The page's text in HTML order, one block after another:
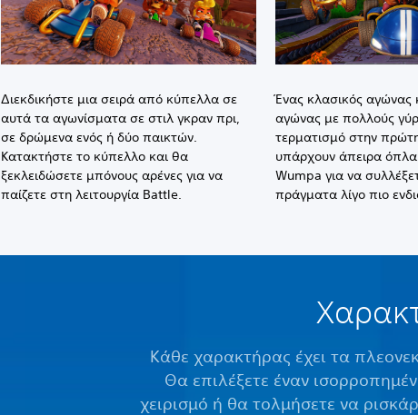
Διεκδικήστε μια σειρά από κύπελλα σε
αυτά τα αγωνίσματα σε στιλ γκραν πρι,
σε δρώμενα ενός ή δύο παικτών.
Κατακτήστε το κύπελλο και θα
ξεκλειδώσετε μπόνους αρένες για να
παίζετε στη λειτουργία Battle.
Ένας κλασικός αγώνας
αγώνας με πολλούς
τερματισμό στην
υπάρχουν άπειρα
Wumpa για να
πράγματα λίγο πιο
Κάθε χαρακτήρας έχει τα
Θα επιλέξετε έναν
χειρισμό ή θα τολμήσετε να